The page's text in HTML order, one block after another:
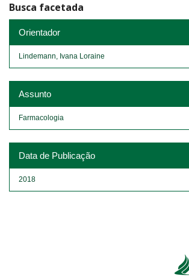
Busca facetada
Orientador
Lindemann, Ivana Loraine
Assunto
Farmacologia
Data de Publicação
2018